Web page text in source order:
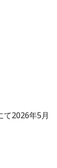
て2026年5月